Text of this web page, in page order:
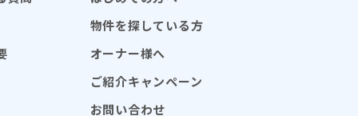
物件を探している方
オーナー様へ
ご紹介キャンペーン
お問い合わせ